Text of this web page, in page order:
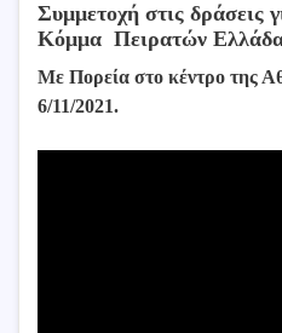
Συμμετοχή στις δράσεις
Κόμμα Πειρατών
Με Πορεία στο κέντρο της
6/11/2021.